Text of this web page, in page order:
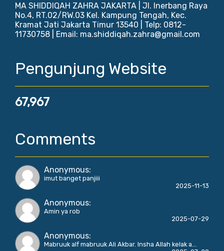
MA SHIDDIQAH ZAHRA JAKARTA | Jl. Inerbang Raya
No.4, RT.02/RW.03 Kel. Kampung Tengah, Kec.
Kramat Jati Jakarta Timur 13540 | Telp: 0812-
11730758 | Email: ma.shiddiqah.zahra@gmail.com
Pengunjung Website
67,967
Comments
Anonymous:
imut banget panjiii
2025-11-13
Anonymous:
Amin ya rob
2025-07-29
Anonymous:
Mabruuk alf mabruuk Ali Akbar. Insha Allah kelak a...